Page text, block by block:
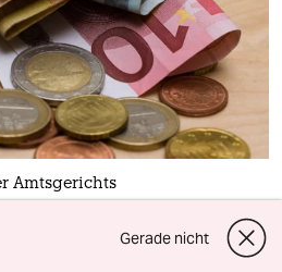
Amtsgerichts
erhält eine Ex-
Gerade nicht